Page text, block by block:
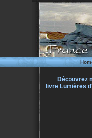
Découvrez
livre Lumières